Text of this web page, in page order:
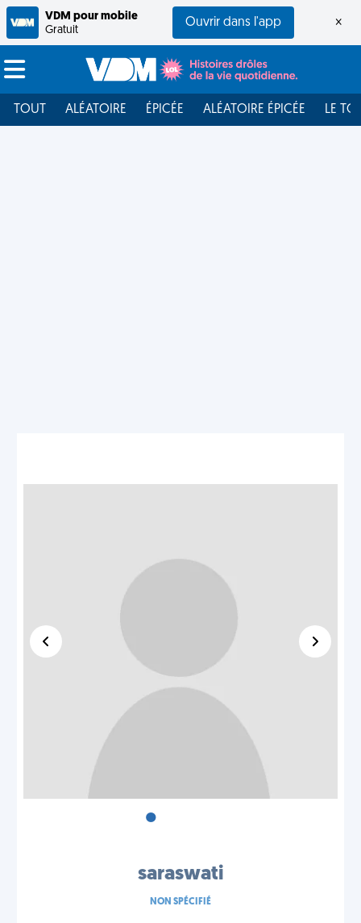
VDM pour mobile
Gratuit
Ouvrir dans l'app ×
TOUT ALÉATOIRE ÉPICÉE ALÉATOIRE ÉPICÉE LE
•
saraswati
NON SPÉCIFIÉ